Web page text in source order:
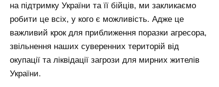
на підтримку України та її бійців, ми закликаємо
робити це всіх, у кого є можливість. Адже це
важливий крок для приближення поразки агресора,
звільнення наших суверенних територій від
окупації та ліквідації загрози для мирних жителів
України.